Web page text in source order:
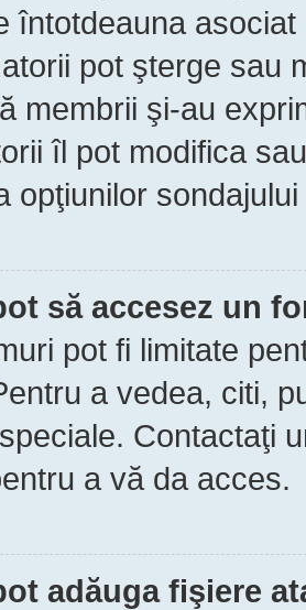
întotdeauna
pot şterge sau
membrii şi-au
îl pot modifica
opţiunilor
să accesez un
pot fi limitate
a vedea, citi,
Contactaţi
a vă da acces.
adăuga fişiere